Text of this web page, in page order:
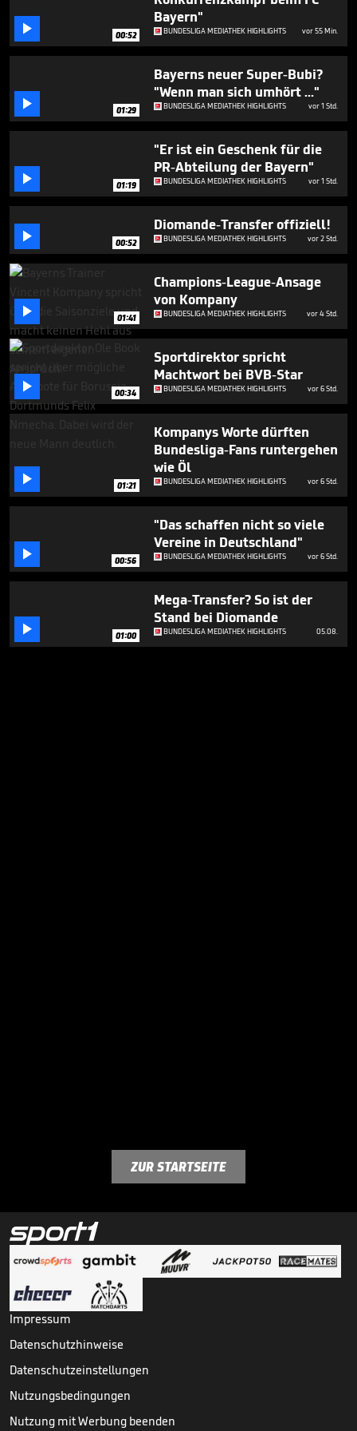
 00:52
Bayern"
BUNDESLIGA MEDIATHEK HIGHLIGHTS vor 55 Min.
 01:29
Bayerns neuer Super-Bubi?
"Wenn man sich umhört ..."
BUNDESLIGA MEDIATHEK HIGHLIGHTS vor 1 Std.
 01:19
"Er ist ein Geschenk für die
PR-Abteilung der Bayern"
BUNDESLIGA MEDIATHEK HIGHLIGHTS vor 1 Std.
 00:52
Diomande-Transfer offiziell!
BUNDESLIGA MEDIATHEK HIGHLIGHTS vor 2 Std.
 01:41
Champions-League-Ansage
von Kompany
BUNDESLIGA MEDIATHEK HIGHLIGHTS vor 4 Std.
 00:34
Sportdirektor spricht
Machtwort bei BVB-Star
BUNDESLIGA MEDIATHEK HIGHLIGHTS vor 6 Std.
 01:21
Kompanys Worte dürften
Bundesliga-Fans runtergehen
wie Öl
BUNDESLIGA MEDIATHEK HIGHLIGHTS vor 6 Std.
 00:56
"Das schaffen nicht so viele
Vereine in Deutschland"
BUNDESLIGA MEDIATHEK HIGHLIGHTS vor 6 Std.
 01:00
Mega-Transfer? So ist der
Stand bei Diomande
BUNDESLIGA MEDIATHEK HIGHLIGHTS 05.08.
ZUR STARTSEITE
Impressum
Datenschutzhinweise
Datenschutzeinstellungen
Nutzungsbedingungen
Nutzung mit Werbung beenden